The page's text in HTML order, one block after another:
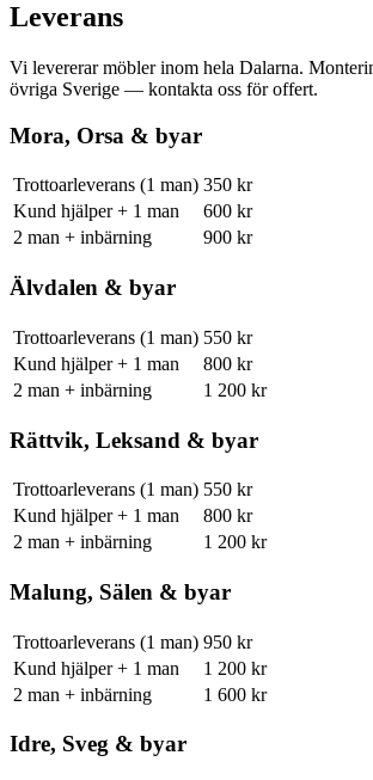
Leverans
Vi levererar möbler inom hela Dalarna.
övriga Sverige — kontakta oss för offert.
Mora, Orsa & byar
Trottoarleverans (1 man) 350 kr
Kund hjälper + 1 man
600 kr
2 man + inbärning
900 kr
Älvdalen & byar
Trottoarleverans (1 man) 550 kr
Kund hjälper + 1 man
800 kr
2 man + inbärning
1 200 kr
Rättvik, Leksand & byar
Trottoarleverans (1 man) 550 kr
Kund hjälper + 1 man
800 kr
2 man + inbärning
1 200 kr
Malung, Sälen & byar
Trottoarleverans (1 man) 950 kr
Kund hjälper + 1 man
1 200 kr
2 man + inbärning
1 600 kr
Idre, Sveg & byar